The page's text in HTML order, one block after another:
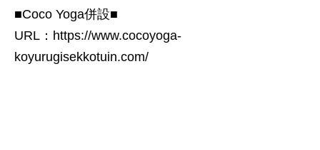
■Coco Yoga併設■
URL： https://www.cocoyoga-
koyurugisekkotuin.com/